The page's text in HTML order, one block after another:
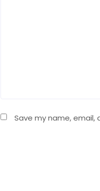
Save my name,